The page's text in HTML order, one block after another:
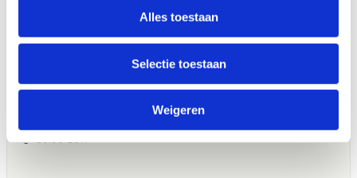
Alles toestaan
Selectie toestaan
Weigeren